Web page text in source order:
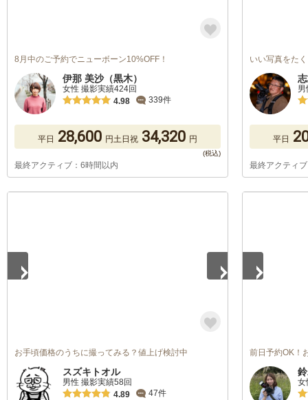
8月中のご予約でニューボーン10%OFF！
伊那 美沙（黒木）
女性 撮影実績424回
4.98
339件
平日 28,600 円土日祝 34,320 円
最終アクティブ：6時間以内
いい写真をた
平日
最終アクティ
お手頃価格のうちに撮ってみる？値上げ検討中
スズキトオル
男性 撮影実績58回
4.89
47件
前日予約OK！
女